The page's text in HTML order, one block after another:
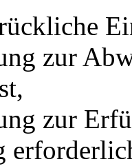
zur
zur